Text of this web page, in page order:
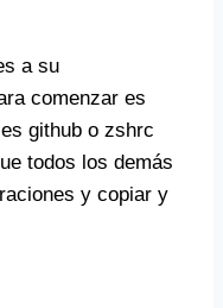
a su
comenzar es
github o zshrc
todos los demás
y copiar y